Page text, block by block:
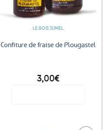
favoris
LE BOIS JUMEL
Confiture de fraise de Plougastel
3,00€